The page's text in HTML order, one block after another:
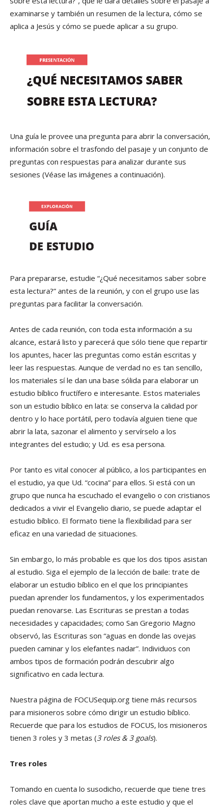
examinarse y también un resumen de la lectura, cómo se
aplica a Jesús y cómo se puede aplicar a su grupo.
Una guía le provee una pregunta para abrir la conversación,
información sobre el trasfondo del pasaje y un conjunto de
preguntas con respuestas para analizar durante sus
sesiones (Véase las imágenes a continuación).
Para prepararse, estudie “¿Qué necesitamos saber sobre
esta lectura?” antes de la reunión, y con el grupo use las
preguntas para facilitar la conversación.
Antes de cada reunión, con toda esta información a su
alcance, estará listo y parecerá que sólo tiene que repartir
los apuntes, hacer las preguntas como están escritas y
leer las respuestas. Aunque de verdad no es tan sencillo,
los materiales sí le dan una base sólida para elaborar un
estudio bíblico fructífero e interesante. Estos materiales
son un estudio bíblico en lata: se conserva la calidad por
dentro y lo hace portátil, pero todavía alguien tiene que
abrir la lata, sazonar el alimento y servírselo a los
integrantes del estudio; y Ud. es esa persona.
Por tanto es vital conocer al público, a los participantes en
el estudio, ya que Ud. “cocina” para ellos. Si está con un
grupo que nunca ha escuchado el evangelio o con cristianos
dedicados a vivir el Evangelio diario, se puede adaptar el
estudio bíblico. El formato tiene la flexibilidad para ser
eficaz en una variedad de situaciones.
Sin embargo, lo más probable es que los dos tipos asistan
al estudio. Siga el ejemplo de la lección de baile: trate de
elaborar un estudio bíblico en el que los principiantes
puedan aprender los fundamentos, y los experimentados
puedan renovarse. Las Escrituras se prestan a todas
necesidades y capacidades; como San Gregorio Magno
observó, las Escrituras son “aguas en donde las ovejas
pueden caminar y los elefantes nadar”. Individuos con
ambos tipos de formación podrán descubrir algo
significativo en cada lectura.
Nuestra página de FOCUSequip.org tiene más recursos
para misioneros sobre cómo dirigir un estudio bíblico.
Recuerde que para los estudios de FOCUS, los misioneros
tienen 3 roles y 3 metas (3 roles & 3 goals).
Tres roles
Tomando en cuenta lo susodicho, recuerde que tiene tres
roles clave que aportan mucho a este estudio y que el